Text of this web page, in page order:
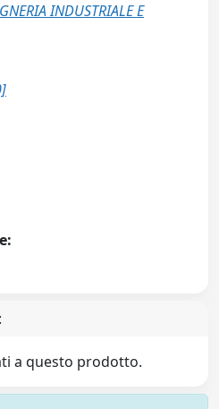
INDUSTRIALE E
a questo prodotto.